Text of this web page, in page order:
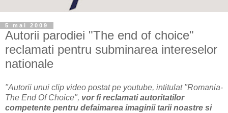
5 mai 2009
Autorii parodiei "The end of choice"
reclamati pentru subminarea intereselor
nationale
"Autorii unui clip video postat pe youtube, intitulat "Romania-
The End Of Choice", vor fi reclamati autoritatilor
competente pentru defaimarea imaginii tarii noastre si